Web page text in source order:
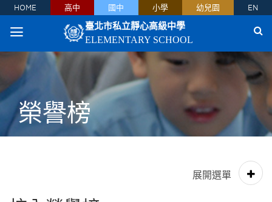
HOME 高中 國中 小學 幼兒園 EN
臺北市私立靜心高級中學
ELEMENTARY SCHOOL
榮譽榜